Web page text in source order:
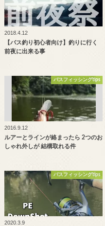
2018.4.12
【バス釣り初心者向け】釣りに行く
前夜に出来る事
バスフィッシングtips
2016.9.12
ルアーとラインが絡まったら 2つのお
しゃれ外しが 結構取れる件
バスフィッシングtips
2020.3.9